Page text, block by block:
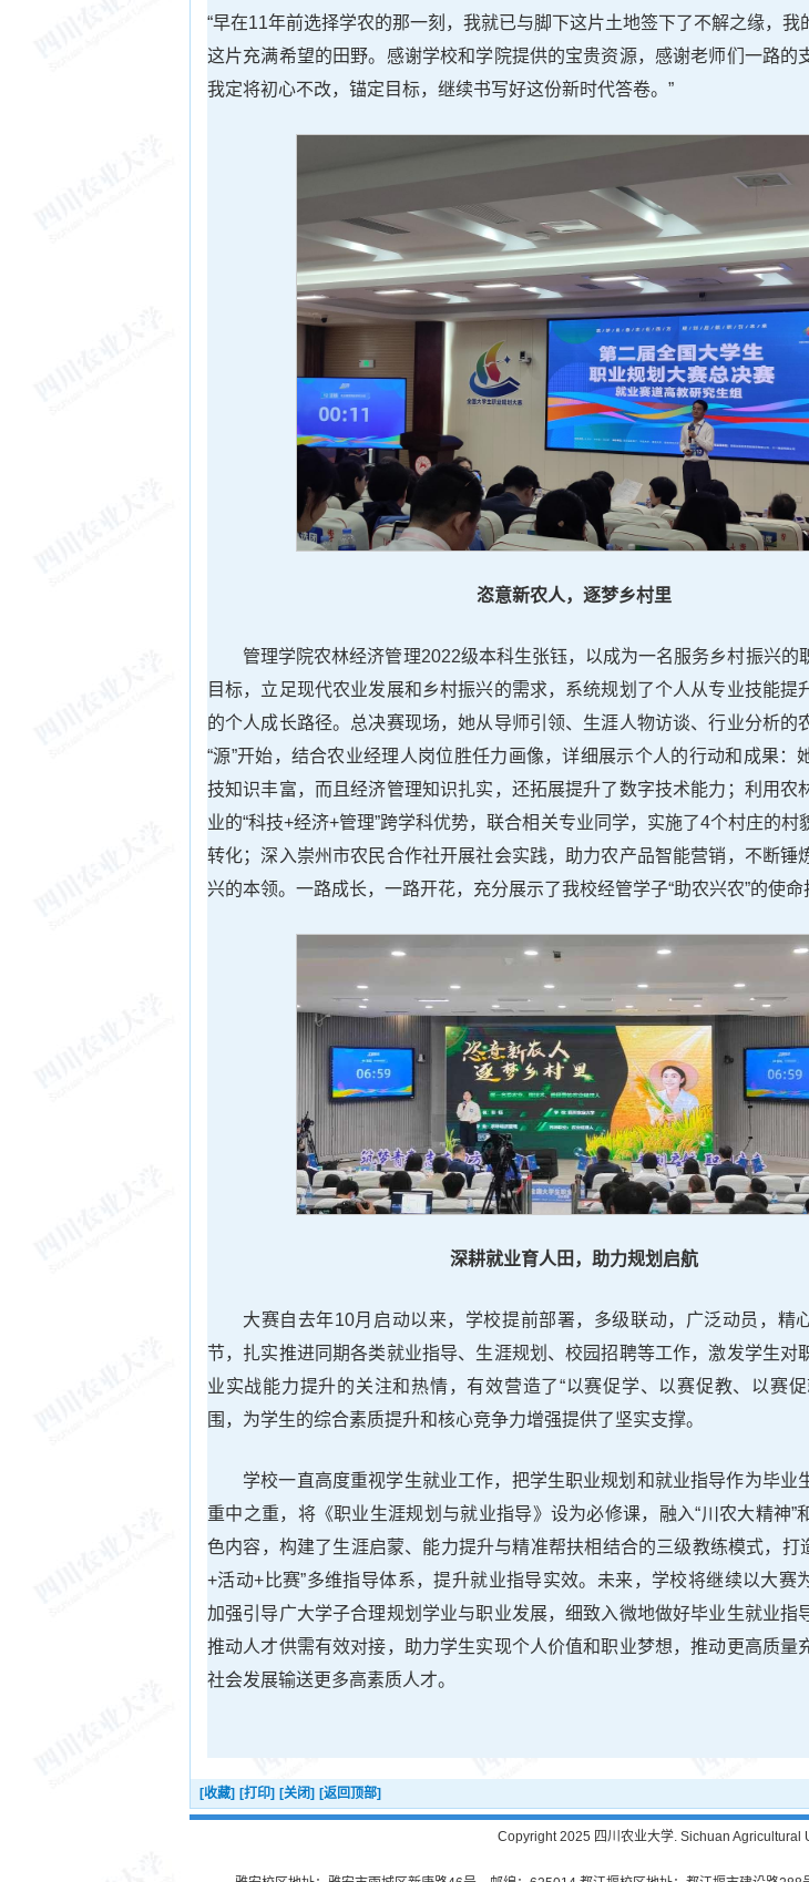
“早在11年前选择学农的那一刻，我就已与脚下这片土地签下了不解之缘，我
这片充满希望的田野。感谢学校和学院提供的宝贵资源，感谢老师们一路的
我定将初心不改，锚定目标，继续书写好这份新时代答卷。”
恣意新农人，逐梦乡村里
管理学院农林经济管理2022级本科生张钰，以成为一名服务乡村振兴的
目标，立足现代农业发展和乡村振兴的需求，系统规划了个人从专业技能提
的个人成长路径。总决赛现场，她从导师引领、生涯人物访谈、行业分析的
“源”开始，结合农业经理人岗位胜任力画像，详细展示个人的行动和成果：
技知识丰富，而且经济管理知识扎实，还拓展提升了数字技术能力；利用农
业的“科技+经济+管理”跨学科优势，联合相关专业同学，实施了4个村庄的村
转化；深入崇州市农民合作社开展社会实践，助力农产品智能营销，不断锤
兴的本领。一路成长，一路开花，充分展示了我校经管学子“助农兴农”的使命
深耕就业育人田，助力规划启航
大赛自去年10月启动以来，学校提前部署，多级联动，广泛动员，精
节，扎实推进同期各类就业指导、生涯规划、校园招聘等工作，激发学生对
业实战能力提升的关注和热情，有效营造了“以赛促学、以赛促教、以赛促
围，为学生的综合素质提升和核心竞争力增强提供了坚实支撑。
学校一直高度重视学生就业工作，把学生职业规划和就业指导作为毕业
重中之重，将《职业生涯规划与就业指导》设为必修课，融入“川农大精神”
色内容，构建了生涯启蒙、能力提升与精准帮扶相结合的三级教练模式，打
+活动+比赛”多维指导体系，提升就业指导实效。未来，学校将继续以大赛
加强引导广大学子合理规划学业与职业发展，细致入微地做好毕业生就业指
推动人才供需有效对接，助力学生实现个人价值和职业梦想，推动更高质量
社会发展输送更多高素质人才。
[收藏] [打印] [关闭] [返回顶部]
Copyright 2025 四川农业大学. Sichuan Agricultural